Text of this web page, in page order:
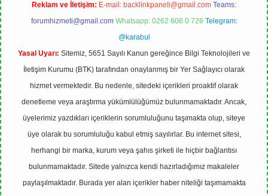
Reklam ve İletişim: E-mail: backlinkpaneli@gmail.com Teams:
forumhizmeti@gmail.com Whatsapp: 0262 606 0 726 Telegram:
@karabul
Yasal Uyarı: Sitemiz, 5651 Sayılı Kanun gereğince Bilgi Teknolojileri ve
İletişim Kurumu (BTK) tarafından onaylanmış bir Yer Sağlayıcı olarak
hizmet vermektedir. Bu nedenle, sitedeki içerikleri proaktif olarak
denetleme veya araştırma yükümlülüğümüz bulunmamaktadır. Ancak,
üyelerimiz yazdıkları içeriklerin sorumluluğunu taşımakta olup, siteye
üye olarak bu sorumluluğu kabul etmiş sayılırlar. Bu internet sitesi,
herhangi bir marka, kurum veya şahıs şirketi ile hiçbir bağlantısı
bulunmamaktadır. Sitede yalnızca kendi hazırladığımız makaleler
paylaşılmaktadır. Burada yer alan içerikler haber niteliği taşımamakta